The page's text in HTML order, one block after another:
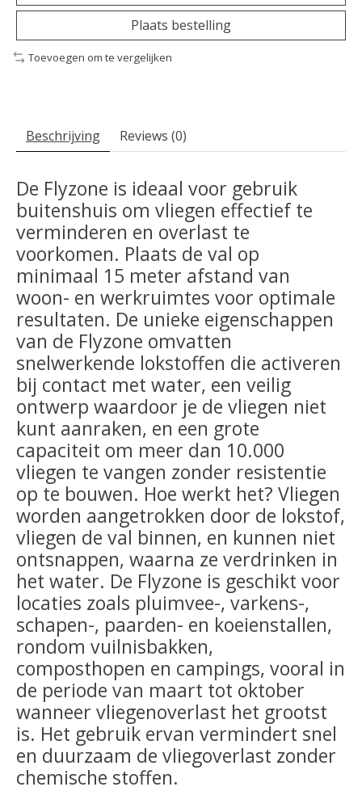
Plaats bestelling
Toevoegen om te vergelijken
Beschrijving Reviews (0)
De Flyzone is ideaal voor gebruik
buitenshuis om vliegen effectief te
verminderen en overlast te
voorkomen. Plaats de val op
minimaal 15 meter afstand van
woon- en werkruimtes voor optimale
resultaten. De unieke eigenschappen
van de Flyzone omvatten
snelwerkende lokstoffen die activeren
bij contact met water, een veilig
ontwerp waardoor je de vliegen niet
kunt aanraken, en een grote
capaciteit om meer dan 10.000
vliegen te vangen zonder resistentie
op te bouwen. Hoe werkt het? Vliegen
worden aangetrokken door de lokstof,
vliegen de val binnen, en kunnen niet
ontsnappen, waarna ze verdrinken in
het water. De Flyzone is geschikt voor
locaties zoals pluimvee-, varkens-,
schapen-, paarden- en koeienstallen,
rondom vuilnisbakken,
composthopen en campings, vooral in
de periode van maart tot oktober
wanneer vliegenoverlast het grootst
is. Het gebruik ervan vermindert snel
en duurzaam de vliegoverlast zonder
chemische stoffen.